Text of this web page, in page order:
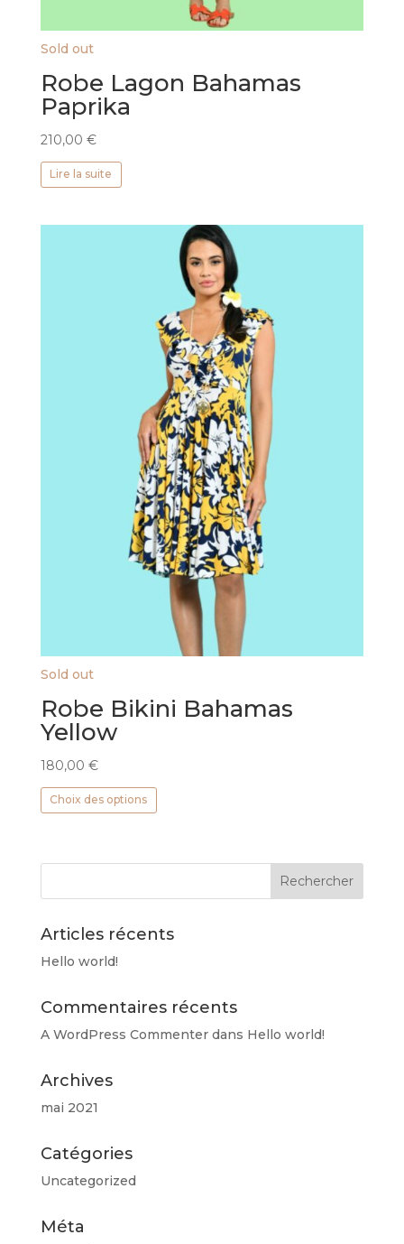
Sold out
Robe Lagon Bahamas
Paprika
210,00 €
Lire la suite
Sold out
Robe Bikini Bahamas
Yellow
180,00 €
Choix des options
Ce
variations.
peuvent
la
page
Articles récents
Hello world!
Commentaires récents
A WordPress Commenterdans Hello world!
Archives
mai 2021
Catégories
Uncategorized
Méta